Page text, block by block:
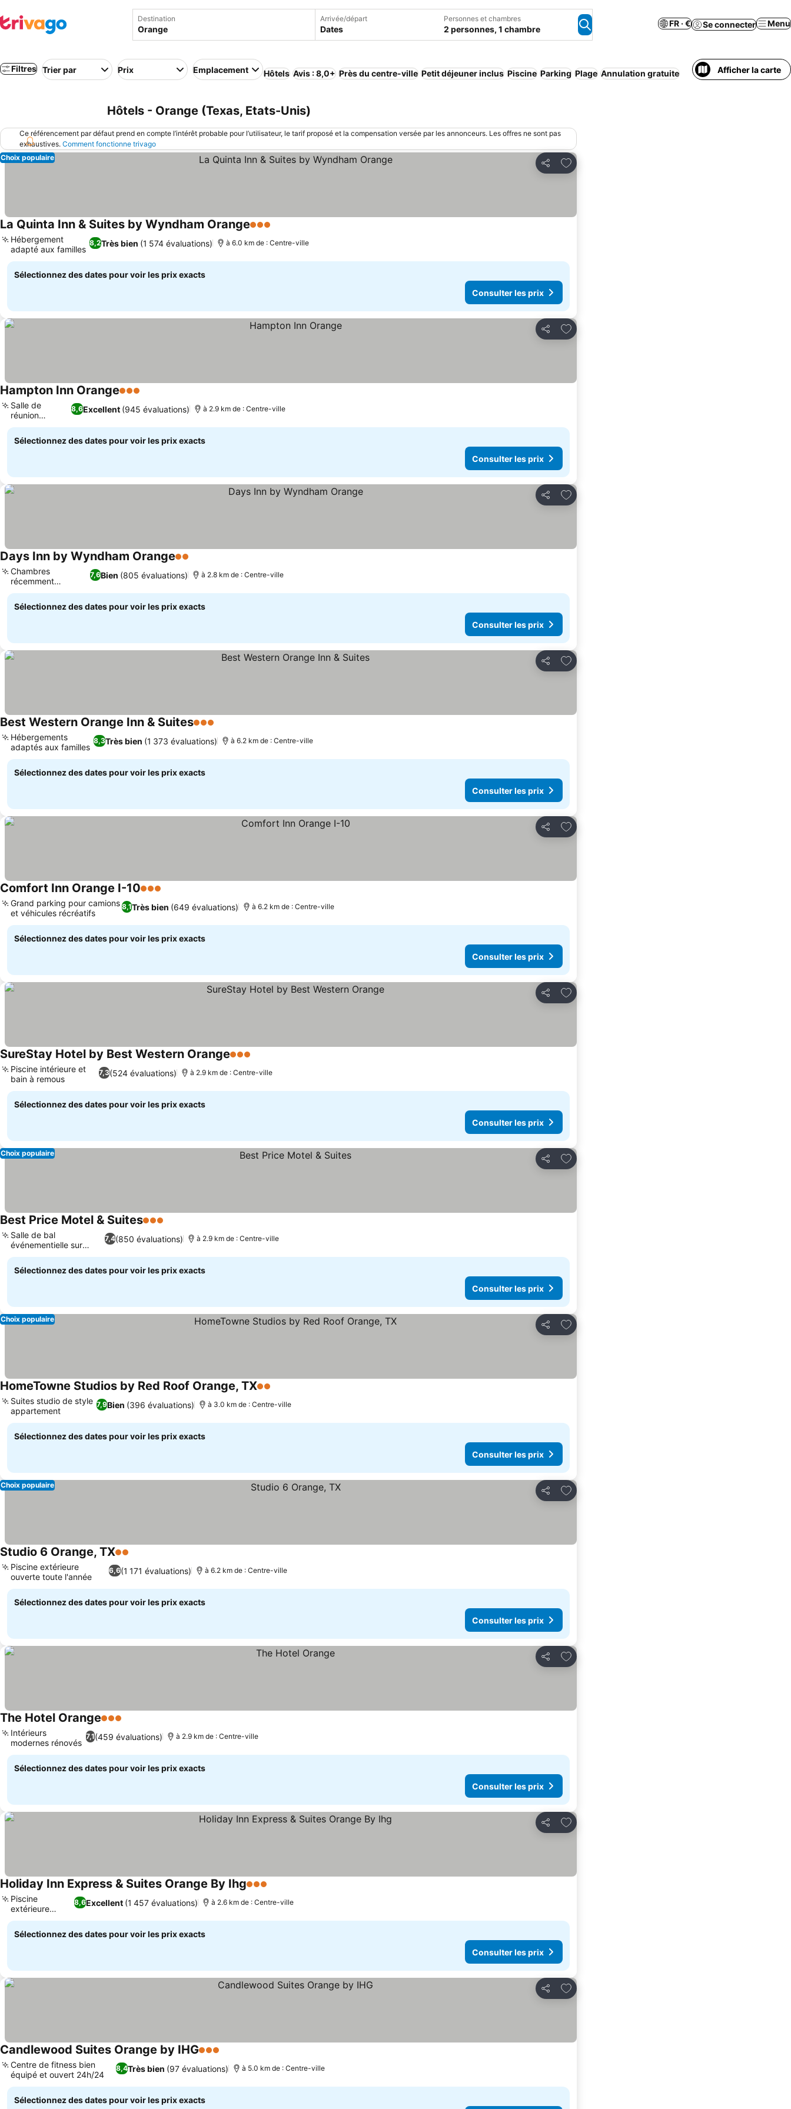
Destination Arrivée/départ
Dates
Personnes et chambres
2 personnes, 1 chambre
FR · € Se connecter Menu
Filtres Trier par Prix Emplacement Hôtels Avis : 8,0+ Près du centre-ville Petit déjeuner inclus Piscine Parking Plage Annulation gratuite Afficher la carte
Hôtels - Orange (Texas, Etats-Unis)
Ce référencement par défaut prend en compte l’intérêt probable pour l’utilisateur, le tarif proposé et la compensation versée par les annonceurs. Les offres ne sont pas
exhaustives. Comment fonctionne trivago
Partager
Ajouter à mes favoris
Choix populaire
La Quinta Inn & Suites by Wyndham Orange3 Étoiles
8,2Très bien (1 574 évaluations)
Hébergement
adapté aux familles
à 6.0 km de : Centre-ville
Sélectionnez des dates pour voir les prix exacts
Consulter les prix
Partager
Ajouter à mes favoris
Hampton Inn Orange3 Étoiles
8,6Excellent (945 évaluations)
Salle de
réunion
Madison
à 2.9 km de : Centre-ville
Sélectionnez des dates pour voir les prix exacts
Consulter les prix
Partager
Ajouter à mes favoris
Days Inn by Wyndham Orange2 Étoiles
7,6Bien (805 évaluations)
Chambres
récemment
rénovées
à 2.8 km de : Centre-ville
Sélectionnez des dates pour voir les prix exacts
Consulter les prix
Partager
Ajouter à mes favoris
Best Western Orange Inn & Suites3 Étoiles
8,3Très bien (1 373 évaluations)
Hébergements
adaptés aux familles
à 6.2 km de : Centre-ville
Sélectionnez des dates pour voir les prix exacts
Consulter les prix
Partager
Ajouter à mes favoris
Comfort Inn Orange I-103 Étoiles
8,1Très bien (649 évaluations)
Grand parking pour camions
et véhicules récréatifs
à 6.2 km de : Centre-ville
Sélectionnez des dates pour voir les prix exacts
Consulter les prix
Partager
Ajouter à mes favoris
SureStay Hotel by Best Western Orange3 Étoiles
7,3(524 évaluations)
Piscine intérieure et
bain à remous
à 2.9 km de : Centre-ville
Sélectionnez des dates pour voir les prix exacts
Consulter les prix
Partager
Ajouter à mes favoris
Choix populaire
Best Price Motel & Suites3 Étoiles
7,4(850 évaluations)
Salle de bal
événementielle sur
place
à 2.9 km de : Centre-ville
Sélectionnez des dates pour voir les prix exacts
Consulter les prix
Partager
Ajouter à mes favoris
Choix populaire
HomeTowne Studios by Red Roof Orange, TX2 Étoiles
7,9Bien (396 évaluations)
Suites studio de style
appartement
à 3.0 km de : Centre-ville
Sélectionnez des dates pour voir les prix exacts
Consulter les prix
Partager
Ajouter à mes favoris
Choix populaire
Studio 6 Orange, TX2 Étoiles
6,6(1 171 évaluations)
Piscine extérieure
ouverte toute l'année
à 6.2 km de : Centre-ville
Sélectionnez des dates pour voir les prix exacts
Consulter les prix
Partager
Ajouter à mes favoris
The Hotel Orange3 Étoiles
7,1(459 évaluations)
Intérieurs
modernes rénovés
à 2.9 km de : Centre-ville
Sélectionnez des dates pour voir les prix exacts
Consulter les prix
Partager
Ajouter à mes favoris
Holiday Inn Express & Suites Orange By Ihg3 Étoiles
8,6Excellent (1 457 évaluations)
Piscine
extérieure
familiale
à 2.6 km de : Centre-ville
Sélectionnez des dates pour voir les prix exacts
Consulter les prix
Partager
Ajouter à mes favoris
Candlewood Suites Orange by IHG3 Étoiles
8,4Très bien (97 évaluations)
Centre de fitness bien
équipé et ouvert 24h/24
à 5.0 km de : Centre-ville
Sélectionnez des dates pour voir les prix exacts